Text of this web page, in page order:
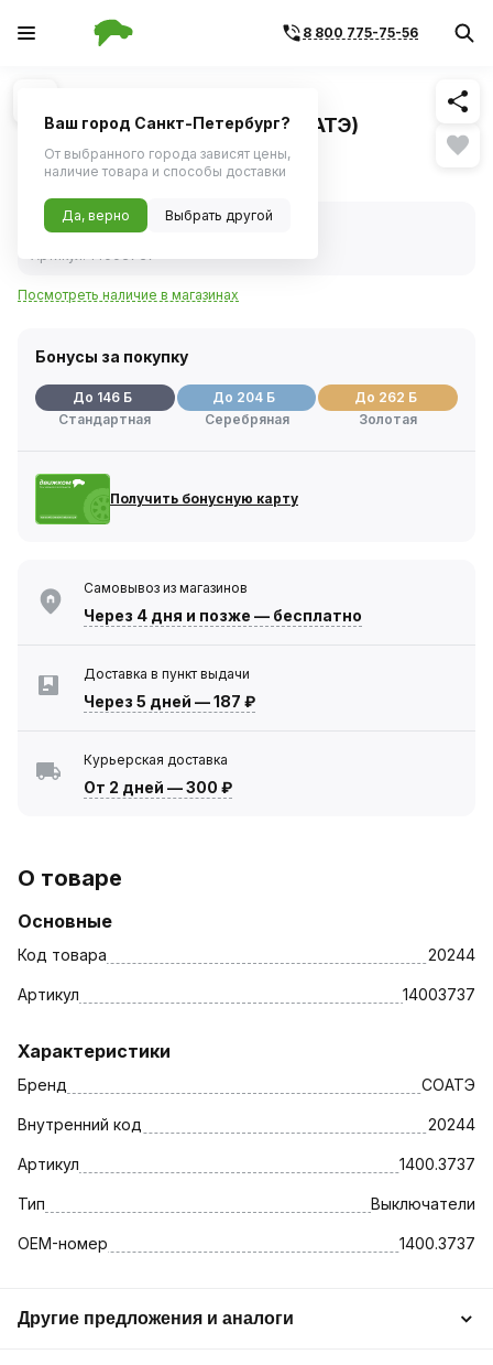
8 800 775-75-56
1/1 Похожие
дистанционный 24V 50А (СОАТЭ)
2 906 ₽
В наличии
Посмотреть наличие в магазинах
Бонусы за покупку
До 146 Б
Стандартная
До 204 Б
Серебряная
До 262 Б
Золотая
Получить бонусную карту
Самовывоз из магазинов
Через 4 дня и позже — бесплатно
Доставка в пункт выдачи
Через 5 дней —187 ₽
Курьерская доставка
От 2 дней —300 ₽
О товаре
Основные
Код товара 20244
Артикул 14003737
Характеристики
Бренд СОАТЭ
Внутренний код 20244
Артикул 1400.3737
Тип Выключатели
OEM-номер 1400.3737
Другие предложения и аналоги
Ваш город Санкт-Петербург?
От выбранного города зависят цены,
наличие товара и способы доставки
Да, верно Выбрать другой